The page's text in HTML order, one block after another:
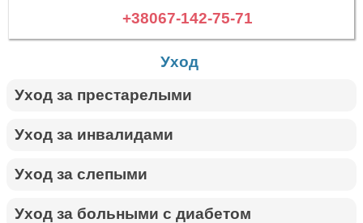
+38067-142-75-71
Уход
Уход за престарелыми
Уход за инвалидами
Уход за слепыми
Уход за больными с диабетом